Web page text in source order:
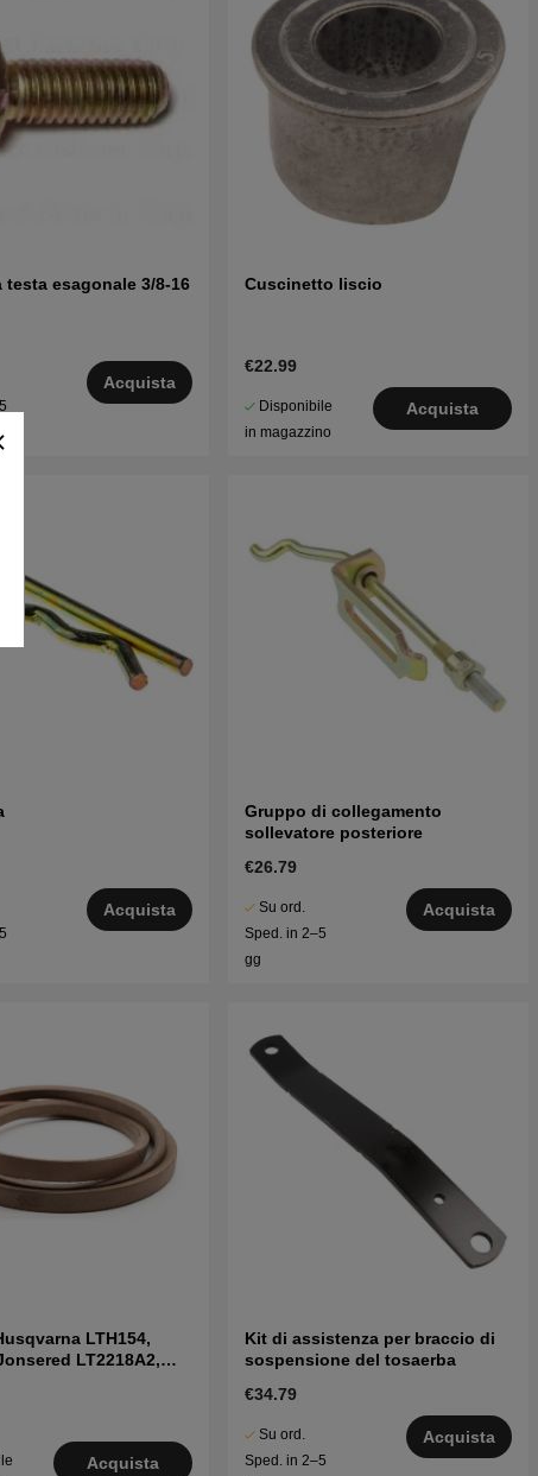
testa esagonale 3/8-16
Acquista
Cuscinetto liscio
€22.99
Disponibile
in magazzino
Acquista
Acquista
Gruppo di collegamento
sollevatore posteriore
€26.79
Su ord.
Sped. in 2–5
gg
Acquista
LTH154,
LT2218A2,
Acquista
Kit di assistenza per braccio di
sospensione del tosaerba
€34.79
Su ord.
Sped. in 2–5
Acquista